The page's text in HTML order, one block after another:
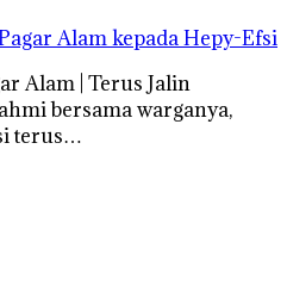
Alam kepada Hepy-Efsi
Alam | Terus Jalin
bersama warganya,
terus…